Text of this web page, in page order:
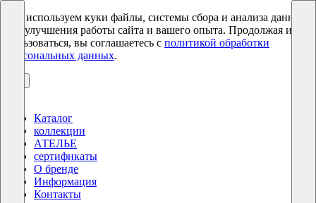
Мы используем куки файлы, системы сбора и анализа данных
для улучшения работы сайта и вашего опыта. Продолжая им
пользоваться, вы соглашаетесь с политикой обработки
персональных данных.
Каталог
коллекции
АТЕЛЬЕ
сертификаты
О бренде
Информация
Контакты